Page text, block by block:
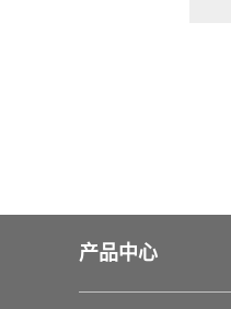
产品中心